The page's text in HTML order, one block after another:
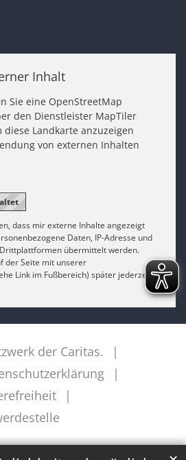
Inhalt
Sie eine OpenStreetMap
den Dienstleister MapTiler
Landkarte anzuzeigen
von externen Inhalten
dass mir externe Inhalte angezeigt
Daten, IP-Adresse und
übermittelt werden.
der Seite mit unserer
Link im Fußbereich) später jederzeit
der Caritas.